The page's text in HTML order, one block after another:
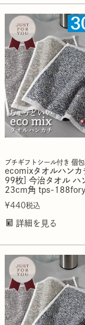
プチギフトシール付き 個
ecomixタオルハン
99枚] 今治タオル ハ
23cm角 tps-
¥440税込
詳細を見る